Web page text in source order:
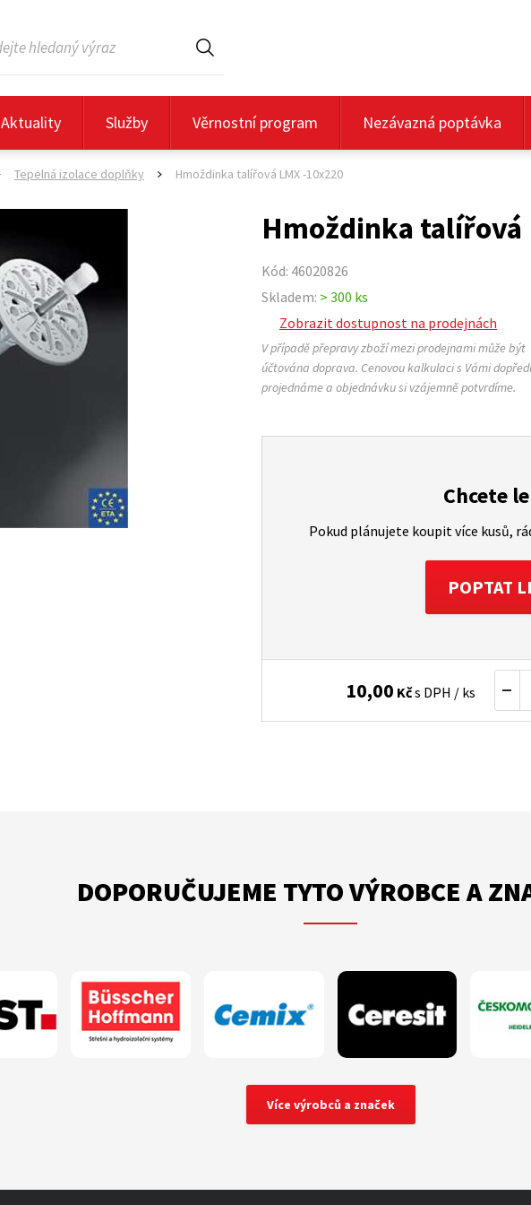
Aktuality Služby Věrnostní program Nezávazná poptávka
Tepelná izolace doplňky Hmoždinka talířová LMX -10x220
Hmoždinka talířová
Kód: 46020826
Skladem: > 300 ks
Zobrazit dostupnost na prodejnách
V případě přepravy zboží mezi prodejnami může být
účtována doprava. Cenovou kalkulaci s Vámi
projednáme a objednávku si vzájemně potvrdíme.
Chcete
Pokud plánujete koupit více kusů,
POPTAT
10,00 Kčs DPH / ks
DOPORUČUJEME TYTO VÝROBCE A
Více výrobců a značek